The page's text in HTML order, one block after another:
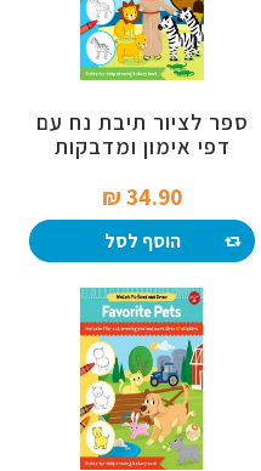
ספר לציור תיבת נח עם
דפי אימון ומדבקות
34.90 ₪‎
הוסף לסל